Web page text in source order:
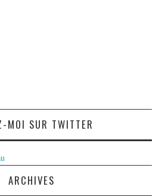
MOI SUR TWITTER
ARCHIVES